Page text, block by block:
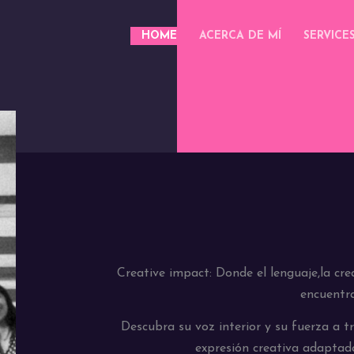
HOME ACERCA DE MÍ
Creative impact: Donde el lenguaje,la
Descubra su voz interior y su fuerza a
expresión creativa